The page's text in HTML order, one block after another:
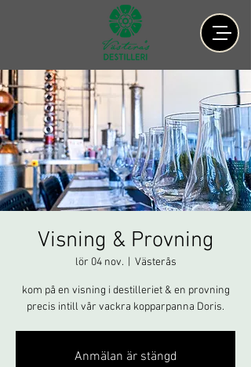
Visning & Provning
lör 04 nov.
  |
Västerås
kom på en visning i destilleriet & en provning
precis intill vår vackra kopparpanna Doris.
Anmälan är stängd